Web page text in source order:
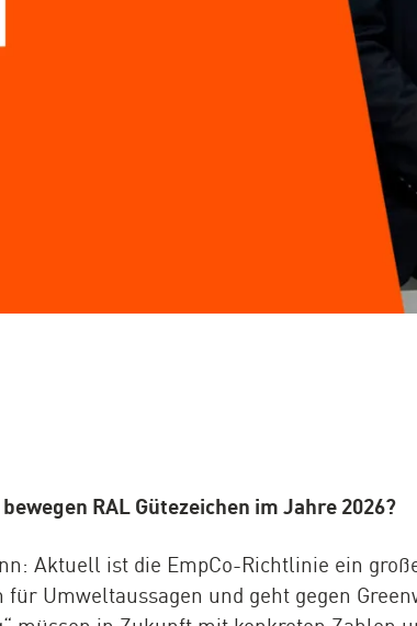
RAL Gütezeichen im Jahre 2026?
Aktuell ist die EmpCo-Richtlinie ein
für Umweltaussagen und geht gegen